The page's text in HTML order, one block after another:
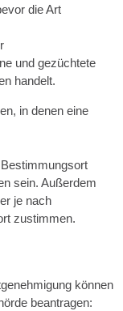
die Art
und gezüchtete
handelt.
in denen eine
sein. Außerdem
je nach
zustimmen.
können
beantragen: